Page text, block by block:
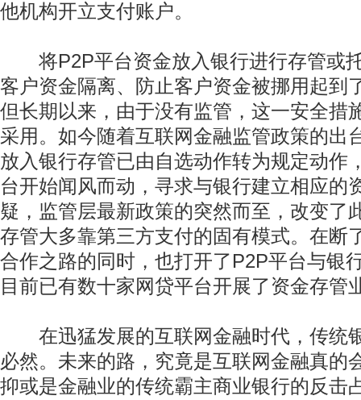
他机构开立支付账户。
将P2P平台资金放入银行进行存管或
客户资金隔离、防止客户资金被挪用起到
但长期以来，由于没有监管，这一安全措
采用。如今随着互联网金融监管政策的出
放入银行存管已由自选动作转为规定动作
台开始闻风而动，寻求与银行建立相应的
疑，监管层最新政策的突然而至，改变了
存管大多靠第三方支付的固有模式。在断
合作之路的同时，也打开了P2P平台与银
目前已有数十家网贷平台开展了资金存管
在迅猛发展的互联网金融时代，传统
必然。未来的路，究竟是互联网金融真的
抑或是金融业的传统霸主商业银行的反击